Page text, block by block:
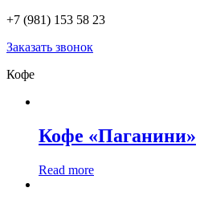
+7 (981) 153 58 23
Заказать звонок
Кофе
Кофе «Паганини»
Read more